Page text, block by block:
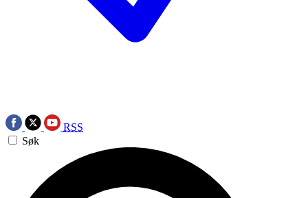
RSS
Søk